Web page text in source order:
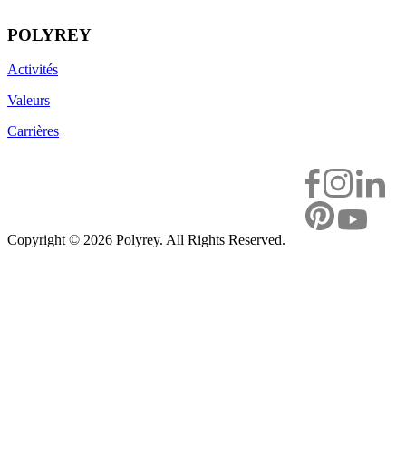
POLYREY
Activités
Valeurs
Carrières
Copyright © 2026 Polyrey. All Rights Reserved.